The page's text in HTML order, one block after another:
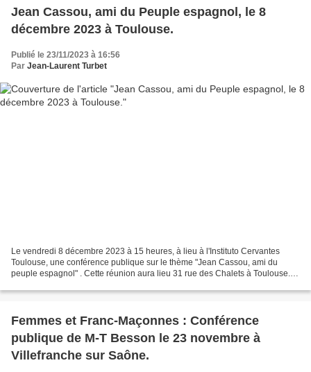
Jean Cassou, ami du Peuple espagnol, le 8
décembre 2023 à Toulouse.
Publié le 23/11/2023 à 16:56
Par Jean-Laurent Turbet
Le vendredi 8 décembre 2023 à 15 heures, à lieu à l'Instituto Cervantes
Toulouse, une conférence publique sur le thème "Jean Cassou, ami du
peuple espagnol" . Cette réunion aura lieu 31 rue des Chalets à Toulouse.
Femmes et Franc-Maçonnes : Conférence
publique de M-T Besson le 23 novembre à
Villefranche sur Saône.